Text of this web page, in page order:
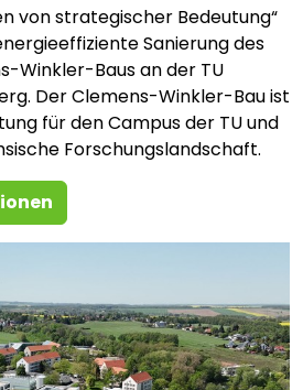
von strategischer Bedeutung“
Sanierung des
Winkler-Baus an der TU
Der Clemens-Winkler-Bau ist
für den Campus der TU und
Forschungslandschaft.